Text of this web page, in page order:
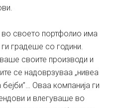
своето портфолио има
градеше со години.
своите производи и
се надоврзуваа „нивеа
бејби”… Оваа компанија ги
и влегуваше во